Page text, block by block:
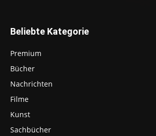
Beliebte Kategorie
Premium
Bücher
Nachrichten
Filme
Kunst
Sachbücher